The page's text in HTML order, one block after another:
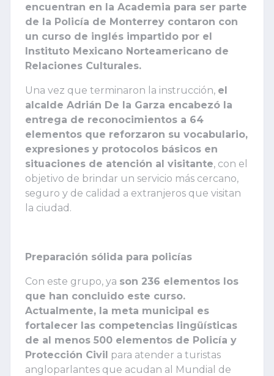
encuentran en la Academia para ser parte
de la Policía de Monterrey contaron con
un curso de inglés impartido por el
Instituto Mexicano Norteamericano de
Relaciones Culturales.
Una vez que terminaron la instrucción, el
alcalde Adrián De la Garza encabezó la
entrega de reconocimientos a 64
elementos que reforzaron su vocabulario,
expresiones y protocolos básicos en
situaciones de atención al visitante, con el
objetivo de brindar un servicio más cercano,
seguro y de calidad a extranjeros que visitan
la ciudad.
Preparación sólida para policías
Con este grupo, ya son 236 elementos los
que han concluido este curso.
Actualmente, la meta municipal es
fortalecer las competencias lingüísticas
de al menos 500 elementos de Policía y
Protección Civil para atender a turistas
angloparlantes que acudan al Mundial de